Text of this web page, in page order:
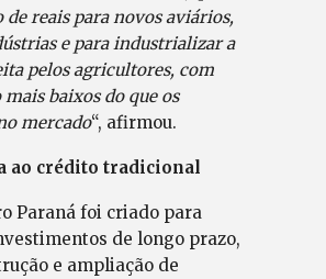
de reais para novos aviários,
e para industrializar a
pelos agricultores, com
baixos do que os
mercado“, afirmou.
ao crédito tradicional
Paraná foi criado para
de longo prazo,
e ampliação de